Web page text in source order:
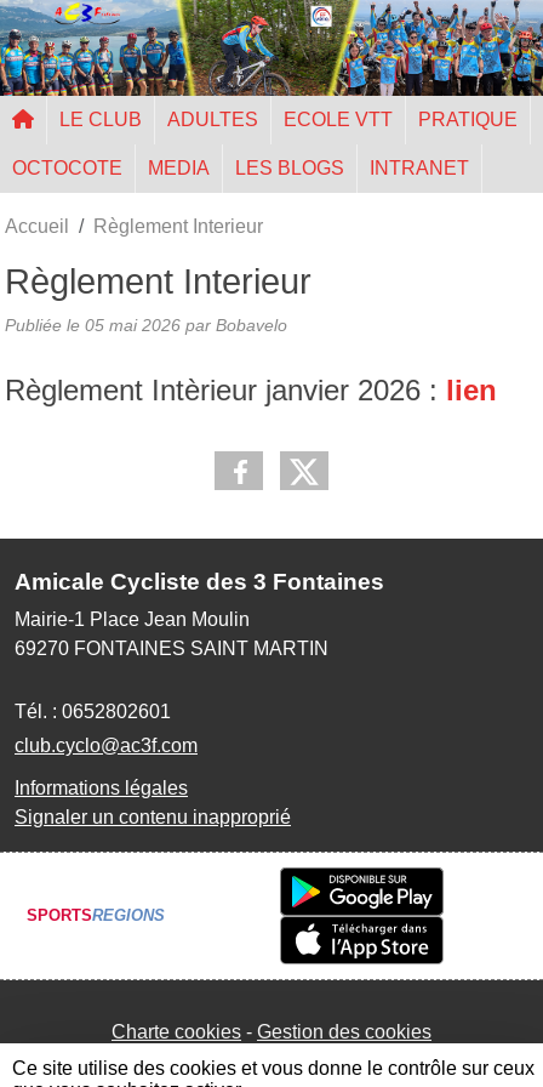
LE CLUB ADULTES ECOLE VTT PRATIQUE
OCTOCOTE MEDIA LES BLOGS INTRANET
Accueil Règlement Interieur
Règlement Interieur
Publiée le 05 mai 2026 par Bobavelo
Règlement Intèrieur janvier 2026 : lien
Amicale Cycliste des 3 Fontaines
Mairie-1 Place Jean Moulin
69270 FONTAINES SAINT MARTIN
Tél. : 0652802601
club.cyclo@ac3f.com
Informations légales
Signaler un contenu inapproprié
SPORTSREGIONS
Charte cookies Gestion des cookies
Panneau de gestion des cookies
Ce site utilise des cookies et vous donne le contrôle sur ceux